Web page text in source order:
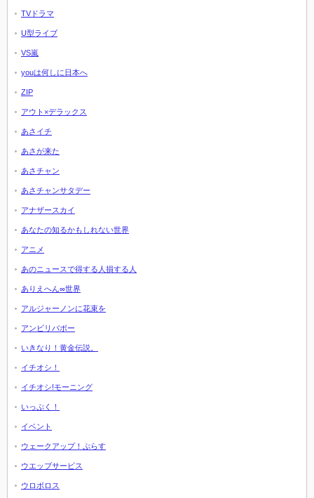
TVドラマ
U型ライブ
VS嵐
youは何しに日本へ
ZIP
アウト×デラックス
あさイチ
あさが来た
あさチャン
あさチャンサタデー
アナザースカイ
あなたの知るかもしれない世界
アニメ
あのニュースで得する人損する人
ありえへん∞世界
アルジャーノンに花束を
アンビリバボー
いきなり！黄金伝説。
イチオシ！
イチオシ!モーニング
いっぷく！
イベント
ウェークアップ！ぷらす
ウエッブサービス
ウロボロス